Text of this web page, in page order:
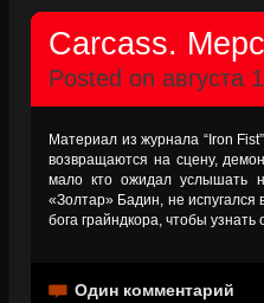
Carcass.
Posted on августа
Материал из журнала “Iron
возвращаются на сцену,
мало кто ожидал услышать
«Золтар» Бадин, не
бога грайндкора, чтобы
Один комментарий